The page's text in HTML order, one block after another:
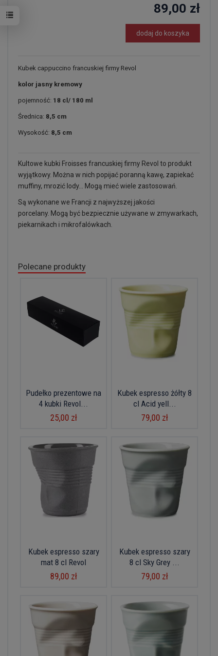
89,00 zł
dodaj do koszyka
Kubek cappuccino francuskiej firmy Revol
kolor jasny kremowy
pojemność: 18 cl/ 180 ml
Średnica: 8,5 cm
Wysokość: 8,5 cm
Kultowe kubki Froisses francuskiej firmy Revol to produkt
wyjątkowy. Można w nich popijać poranną kawę, zapiekać
muffiny, mrozić lody... Mogą mieć wiele zastosowań.
Są wykonane we Francji z najwyższej jakości
porcelany. Mogą być bezpiecznie używane w zmywarkach,
piekarnikach i mikrofalówkach.
Polecane produkty
Pudełko prezentowe na
4 kubki Revol...
25,00 zł
Kubek espresso żółty 8
cl Acid yell...
79,00 zł
Kubek espresso szary
mat 8 cl Revol
89,00 zł
Kubek espresso szary
8 cl Sky Grey ...
79,00 zł